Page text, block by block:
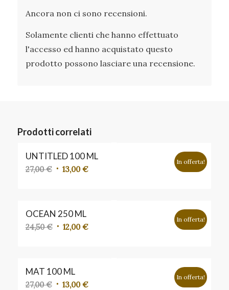
Ancora non ci sono recensioni.
Solamente clienti che hanno effettuato
l'accesso ed hanno acquistato questo
prodotto possono lasciare una recensione.
Prodotti correlati
UNTITLED 100 ML
27,00€ Il
27,00 €.
13,00€Il
In offerta!
OCEAN 250 ML
24,50€ Il
24,50 €.
12,00€Il
In offerta!
MAT 100 ML
27,00€ Il 13,00€Il
In offerta!